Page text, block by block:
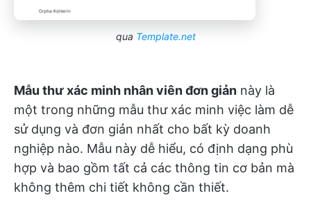
qua Template.net
Mẫu thư xác minh nhân viên đơn giản này là
một trong những mẫu thư xác minh việc làm dễ
sử dụng và đơn giản nhất cho bất kỳ doanh
nghiệp nào. Mẫu này dễ hiểu, có định dạng phù
hợp và bao gồm tất cả các thông tin cơ bản mà
không thêm chi tiết không cần thiết.